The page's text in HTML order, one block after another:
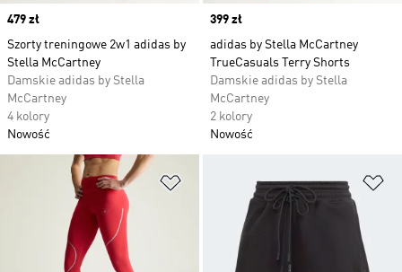
Price
479 zł
Szorty treningowe 2w1 adidas by
Stella McCartney
Damskie adidas by Stella
McCartney
4 kolory
Nowość
Price
399 zł
adidas by Stella McCartney
TrueCasuals Terry Shorts
Damskie adidas by Stella
McCartney
2 kolory
Nowość
Dodaj do listy życzeń